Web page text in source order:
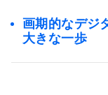
画期的なデジ
大きな一歩